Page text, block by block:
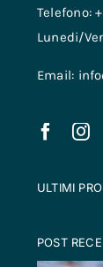
Telefono:
Lunedi/
Email:
ULTIMI
POST